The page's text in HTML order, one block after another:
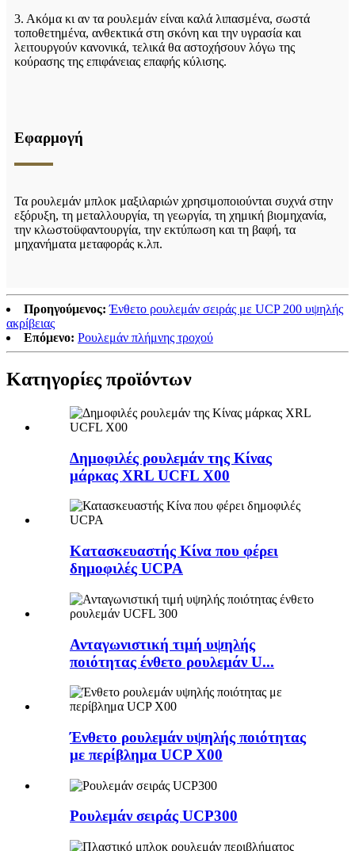
3. Ακόμα κι αν τα ρουλεμάν είναι καλά λιπασμένα, σωστά
τοποθετημένα, ανθεκτικά στη σκόνη και την υγρασία και
λειτουργούν κανονικά, τελικά θα αστοχήσουν λόγω της
κούρασης της επιφάνειας επαφής κύλισης.
Εφαρμογή
Τα ρουλεμάν μπλοκ μαξιλαριών χρησιμοποιούνται συχνά στην
εξόρυξη, τη μεταλλουργία, τη γεωργία, τη χημική βιομηχανία,
την κλωστοϋφαντουργία, την εκτύπωση και τη βαφή, τα
μηχανήματα μεταφοράς κ.λπ.
Προηγούμενος: Ένθετο ρουλεμάν σειράς με UCP 200 υψηλής
ακρίβειας
Επόμενο: Ρουλεμάν πλήμνης τροχού
Κατηγορίες προϊόντων
Δημοφιλές ρουλεμάν της Κίνας
μάρκας XRL UCFL X00
Κατασκευαστής Κίνα που φέρει
δημοφιλές UCPA
Ανταγωνιστική τιμή υψηλής
ποιότητας ένθετο ρουλεμάν U...
Ένθετο ρουλεμάν υψηλής ποιότητας
με περίβλημα UCP X00
Ρουλεμάν σειράς UCP300